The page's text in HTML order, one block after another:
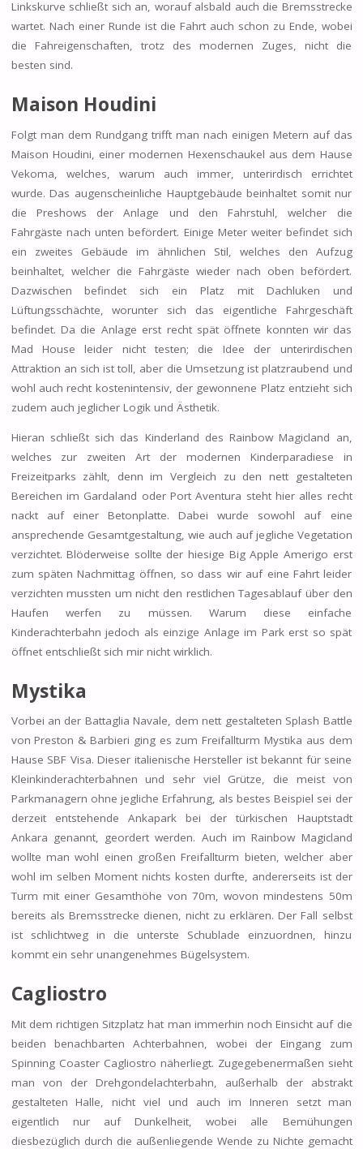
Linkskurve schließt sich an, worauf alsbald auch die Bremsstrecke
wartet. Nach einer Runde ist die Fahrt auch schon zu Ende, wobei
die Fahreigenschaften, trotz des modernen Zuges, nicht die
besten sind.
Maison Houdini
Folgt man dem Rundgang trifft man nach einigen Metern auf das
Maison Houdini, einer modernen Hexenschaukel aus dem Hause
Vekoma, welches, warum auch immer, unterirdisch errichtet
wurde. Das augenscheinliche Hauptgebäude beinhaltet somit nur
die Preshows der Anlage und den Fahrstuhl, welcher die
Fahrgäste nach unten befördert. Einige Meter weiter befindet sich
ein zweites Gebäude im ähnlichen Stil, welches den Aufzug
beinhaltet, welcher die Fahrgäste wieder nach oben befördert.
Dazwischen befindet sich ein Platz mit Dachluken und
Lüftungsschächte, worunter sich das eigentliche Fahrgeschäft
befindet. Da die Anlage erst recht spät öffnete konnten wir das
Mad House leider nicht testen; die Idee der unterirdischen
Attraktion an sich ist toll, aber die Umsetzung ist platzraubend und
wohl auch recht kostenintensiv, der gewonnene Platz entzieht sich
zudem auch jeglicher Logik und Ästhetik.
Hieran schließt sich das Kinderland des Rainbow Magicland an,
welches zur zweiten Art der modernen Kinderparadiese in
Freizeitparks zählt, denn im Vergleich zu den nett gestalteten
Bereichen im Gardaland oder Port Aventura steht hier alles recht
nackt auf einer Betonplatte. Dabei wurde sowohl auf eine
ansprechende Gesamtgestaltung, wie auch auf jegliche Vegetation
verzichtet. Blöderweise sollte der hiesige Big Apple Amerigo erst
zum späten Nachmittag öffnen, so dass wir auf eine Fahrt leider
verzichten mussten um nicht den restlichen Tagesablauf über den
Haufen werfen zu müssen. Warum diese einfache
Kinderachterbahn jedoch als einzige Anlage im Park erst so spät
öffnet entschließt sich mir nicht wirklich.
Mystika
Vorbei an der Battaglia Navale, dem nett gestalteten Splash Battle
von Preston & Barbieri ging es zum Freifallturm Mystika aus dem
Hause SBF Visa. Dieser italienische Hersteller ist bekannt für seine
Kleinkinderachterbahnen und sehr viel Grütze, die meist von
Parkmanagern ohne jegliche Erfahrung, als bestes Beispiel sei der
derzeit entstehende Ankapark bei der türkischen Hauptstadt
Ankara genannt, geordert werden. Auch im Rainbow Magicland
wollte man wohl einen großen Freifallturm bieten, welcher aber
wohl im selben Moment nichts kosten durfte, andererseits ist der
Turm mit einer Gesamthöhe von 70m, wovon mindestens 50m
bereits als Bremsstrecke dienen, nicht zu erklären. Der Fall selbst
ist schlichtweg in die unterste Schublade einzuordnen, hinzu
kommt ein sehr unangenehmes Bügelsystem.
Cagliostro
Mit dem richtigen Sitzplatz hat man immerhin noch Einsicht auf die
beiden benachbarten Achterbahnen, wobei der Eingang zum
Spinning Coaster Cagliostro näherliegt. Zugegebenermaßen sieht
man von der Drehgondelachterbahn, außerhalb der abstrakt
gestalteten Halle, nicht viel und auch im Inneren setzt man
eigentlich nur auf Dunkelheit, wobei alle Bemühungen
diesbezüglich durch die außenliegende Wende zu Nichte gemacht